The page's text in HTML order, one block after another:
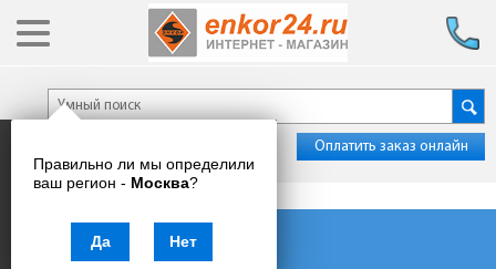
Правильно ли мы определили
ваш регион - Москва?
Да Нет
Оплатить заказ онлайн
Каталог товаров